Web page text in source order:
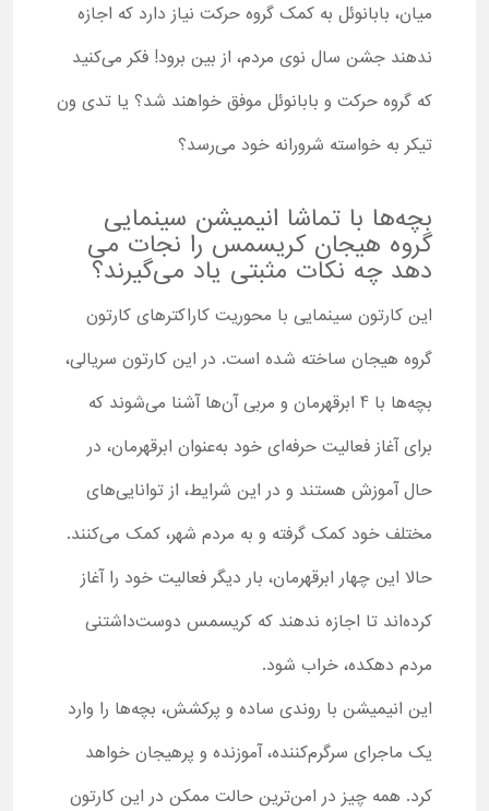
میان، بابانوئل به کمک گروه حرکت نیاز دارد که اجازه
ندهند جشن سال نوی مردم، از بین برود! فکر می‌کنید
که گروه حرکت و بابانوئل موفق خواهند شد؟ یا تدی ون
تیکر به خواسته شرورانه خود می‌رسد؟
بچه‌ها با تماشا انیمیشن سینمایی
گروه هیجان کریسمس را نجات می
دهد چه نکات مثبتی یاد می‌گیرند؟
این کارتون سینمایی با محوریت کاراکترهای کارتون
گروه هیجان ساخته شده است. در این کارتون سریالی،
بچه‌ها با 4 ابرقهرمان و مربی آن‌ها آشنا می‌شوند که
برای آغاز فعالیت حرفه‌ای خود به‌عنوان ابرقهرمان، در
حال آموزش هستند و در این شرایط، از توانایی‌های
مختلف خود کمک گرفته و به مردم شهر، کمک می‌کنند.
حالا این چهار ابرقهرمان، بار دیگر فعالیت خود را آغاز
کرده‌اند تا اجازه ندهند که کریسمس دوست‌داشتنی
مردم دهکده، خراب شود.
این انیمیشن با روندی ساده و پرکشش، بچه‌ها را وارد
یک ماجرای سرگرم‌کننده، آموزنده و پرهیجان خواهد
کرد. همه چیز در امن‌ترین حالت ممکن در این کارتون